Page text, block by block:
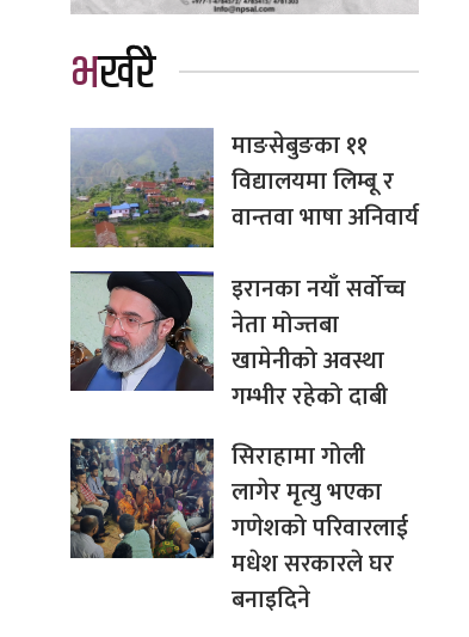
भर्खरै
माङसेबुङका ११
विद्यालयमा लिम्बू र
वान्तवा भाषा अनिवार्य
इरानका नयाँ सर्वोच्च
नेता मोज्तबा
खामेनीको अवस्था
गम्भीर रहेको दाबी
सिराहामा गोली
लागेर मृत्यु भएका
गणेशको परिवारलाई
मधेश सरकारले घर
बनाइदिने